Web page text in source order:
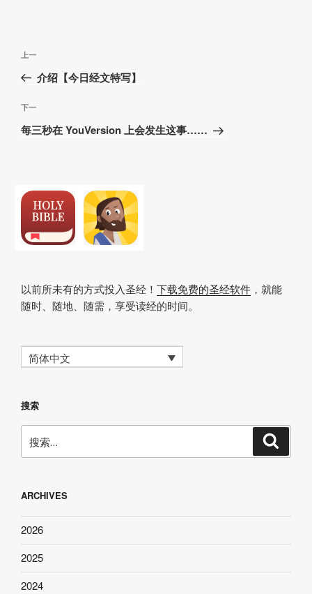
文
导
航
上
一
文
章
上一
介绍【今日经文特写】
下
一
下一
每三秒在 YouVersion 上会发生这事……
以前所未有的方式投入圣经！ 下载免费的圣经软件 ，就能
随时、随地、随需，享受读经的时间。
简体中文
搜索
索：
ARCHIVES
2026
2025
2024